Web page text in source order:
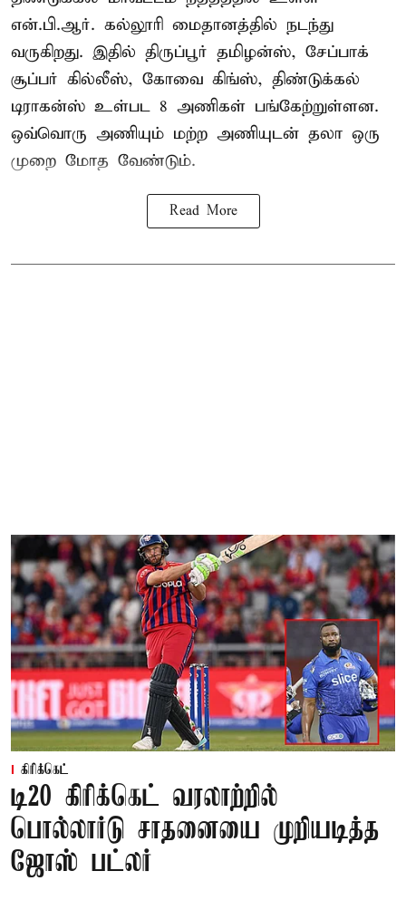
என்.பி.ஆர். கல்லூரி மைதானத்தில் நடந்து
வருகிறது. இதில் திருப்பூர் தமிழன்ஸ், சேப்பாக்
சூப்பர் கில்லீஸ், கோவை கிங்ஸ், திண்டுக்கல்
டிராகன்ஸ் உள்பட 8 அணிகள் பங்கேற்றுள்ளன.
ஒவ்வொரு அணியும் மற்ற அணியுடன் தலா ஒரு
முறை மோத வேண்டும்.
Read More
கிரிக்கெட்
டி20 கிரிக்கெட் வரலாற்றில்
பொல்லார்டு சாதனையை முறியடித்த
ஜோஸ் பட்லர்